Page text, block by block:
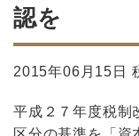
認を
2015年06月15日
平成２７年度税制